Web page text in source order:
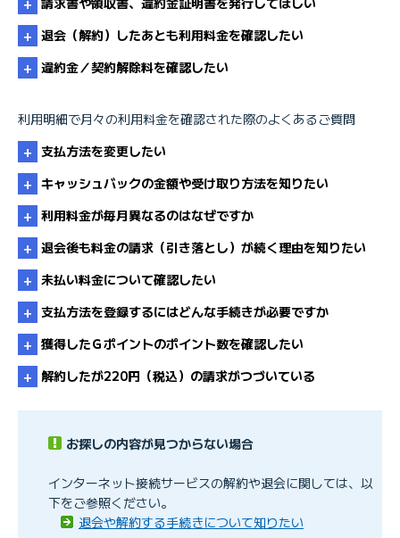
利用明細を印刷したい
利用明細書の発行
利用明細を印刷したい
退会（解約）したあとも利用料金を確認したい
会員サポート－利用明細の確認
違約金／契約解除料を確認したい
違約金・解除料・割賦契約
会員サポート－利用明細の確認
利用明細で月々の利用料金を確認された際のよくあるご質問
支払方法を変更したい
支払方法を変更するにはどうすればよいですか
キャッシュバックの金額や受け取り方法を知りたい
キャッシュバックの受け取り方法を知りたい
利用料金が毎月異なるのはなぜですか
毎月請求金額が異なるのはなぜですか
退会後も料金の請求（引き落とし）が続く理由を知りたい
未払い料金について確認したい
未払い料金について確認したい
支払方法を登録するにはどんな手続きが必要ですか
獲得したＧポイントのポイント数を確認したい
解約したが220円（税込）の請求がつづいている
お探しの内容が見つからない場合
インターネット接続サービスの解約や退会に関しては、以
下をご参照ください。
退会や解約する手続きについて知りたい